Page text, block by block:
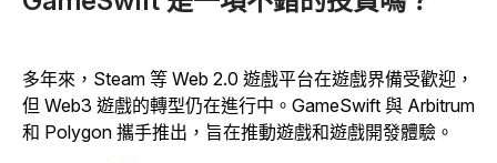
多年來，Steam 等 Web 2.0 遊戲平台在遊戲界備受歡迎，
但 Web3 遊戲的轉型仍在進行中。GameSwift 與 Arbitrum
和 Polygon 攜手推出，旨在推動遊戲和遊戲開發體驗。